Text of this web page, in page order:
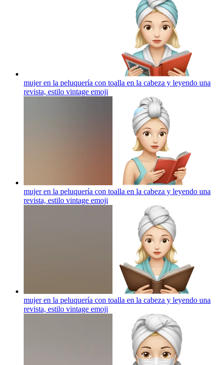
mujer en la peluquería con toalla en la cabeza y leyendo una
revista, estilo vintage emoji
mujer en la peluquería con toalla en la cabeza y leyendo una
revista, estilo vintage emoji
mujer en la peluquería con toalla en la cabeza y leyendo una
revista, estilo vintage emoji